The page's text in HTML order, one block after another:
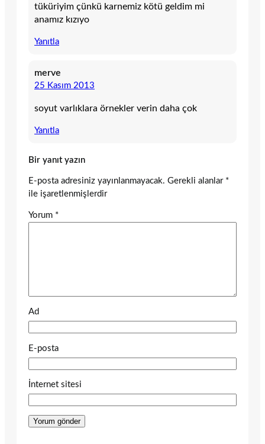
tüküriyim çünkü karnemiz kötü geldim mi
anamız kızıyo
Yanıtla
merve
25 Kasım 2013
soyut varlıklara örnekler verin daha çok
Yanıtla
Bir yanıt yazın
E-posta adresiniz yayınlanmayacak. Gerekli alanlar *
ile işaretlenmişlerdir
Yorum *
Ad
E-posta
İnternet sitesi